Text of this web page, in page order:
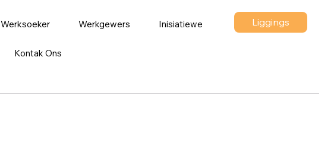
Werksoeker Werkgewers Inisiatiewe
Kontak Ons
Liggings